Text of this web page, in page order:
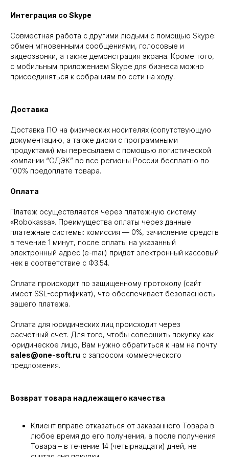
Интеграция со Skype
Совместная работа с другими людьми с помощью Skype:
обмен мгновенными сообщениями, голосовые и
видеозвонки, а также демонстрация экрана. Кроме того,
с мобильным приложением Skype для бизнеса можно
присоединяться к собраниям по сети на ходу.
Доставка
Доставка ПО на физических носителях (сопутствующую
документацию, а также диски с программными
продуктами) мы пересылаем с помощью логистической
компании “СДЭК” во все регионы России бесплатно по
100% предоплате товара.
Оплата
Платеж осуществляется через платежную систему
«Robokassa». Преимущества оплаты через данные
платежные системы: комиссия — 0%, зачисление средств
в течение 1 минут, после оплаты на указанный
электронный адрес (e-mail) придет электронный кассовый
чек в соответствие с ФЗ.54.
Оплата происходит по защищенному протоколу (сайт
имеет SSL-сертификат), что обеспечивает безопасность
вашего платежа.
Оплата для юридических лиц происходит через
расчетный счет. Для того, чтобы совершить покупку как
юридическое лицо, Вам нужно обратиться к нам на почту
sales@one-soft.ru с запросом коммерческого
предложения.
Возврат товара надлежащего качества
Клиент вправе отказаться от заказанного Товара в
любое время до его получения, а после получения
Товара – в течение 14 (четырнадцати) дней, не